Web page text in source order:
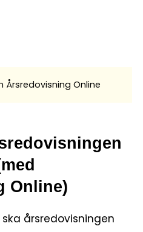
Årsredovisning Online
Online)
årsredovisningen